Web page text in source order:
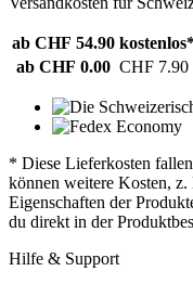
ab CHF 54.90
ab CHF 0.00 CHF 7.90
* Diese Lieferkosten
können weitere Kosten,
Eigenschaften der
du direkt in der
Hilfe & Support